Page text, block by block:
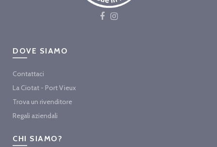
DOVE SIAMO
Contattaci
La Ciotat - Port Vieux
Trova un rivenditore
Regali aziendali
CHI SIAMO?